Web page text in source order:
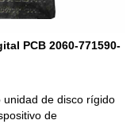
PCB 2060-771590-
unidad de disco rígido
de